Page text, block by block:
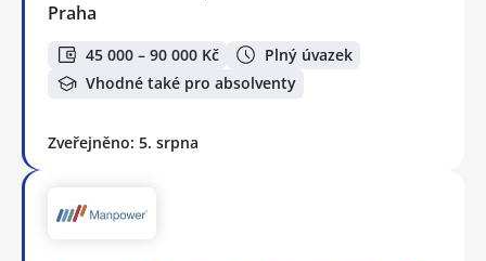
Praha
45 000 – 90 000 Kč
Plný úvazek
Vhodné také pro absolventy
Zveřejněno: 5. srpna